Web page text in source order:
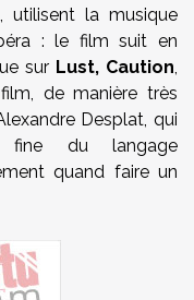
, utilisent la musique
: le film suit en
sur Lust, Caution,
de manière très
Desplat, qui
fine du langage
quand faire un